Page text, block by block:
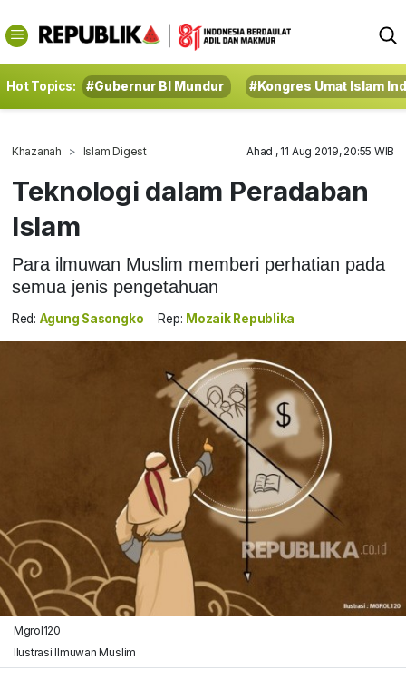
Hot Topics: #Gubernur BI Mundur #Kongres Umat Islam
Khazanah Islam Digest Ahad , 11 Aug 2019, 20:55 WIB
Teknologi dalam Peradaban
Islam
Para ilmuwan Muslim memberi perhatian pada
semua jenis pengetahuan
Red: Agung Sasongko Rep: Mozaik Republika
Mgrol120
Ilustrasi Ilmuwan Muslim